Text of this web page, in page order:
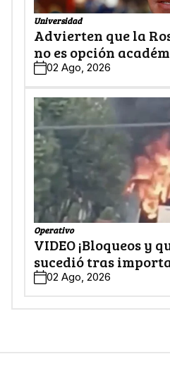
Universidad
Advierten que la
no es opción
02 Ago, 2026
Operativo
VIDEO ¡Bloqueos y
sucedió tras
02 Ago, 2026